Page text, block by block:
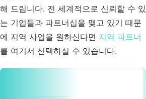
해 드립니다. 전 세계적으로 신뢰할 수 있
는 기업들과 파트너십을 맺고 있기 때문
에 지역 사업을 원하신다면 지역 파트너
를 여기서 선택하실 수 있습니다.